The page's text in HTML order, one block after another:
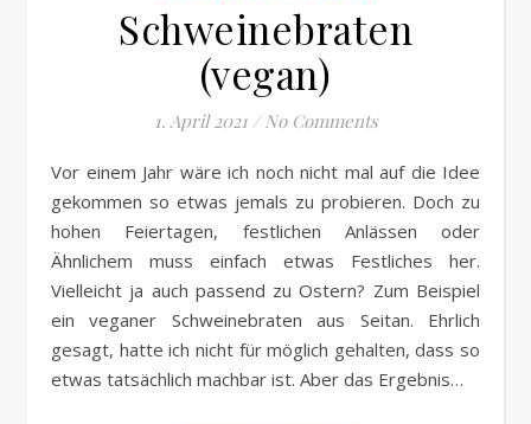
Schweinebraten
(vegan)
1. April 2021 / No Comments
Vor einem Jahr wäre ich noch nicht mal auf die Idee
gekommen so etwas jemals zu probieren. Doch zu
hohen Feiertagen, festlichen Anlässen oder
Ähnlichem muss einfach etwas Festliches her.
Vielleicht ja auch passend zu Ostern? Zum Beispiel
ein veganer Schweinebraten aus Seitan. Ehrlich
gesagt, hatte ich nicht für möglich gehalten, dass so
etwas tatsächlich machbar ist. Aber das Ergebnis…